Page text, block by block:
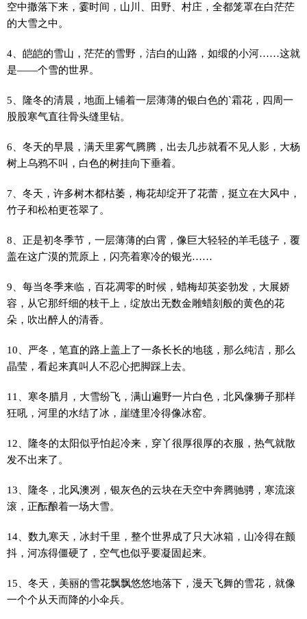
空中撒落下来，霎时间，山川、田野、村庄，全都笼罩在白茫茫
的大雪之中。
4、皑皑的雪山，茫茫的雪野，洁白的山路，如缎的小河……这就
是——个雪的世界。
5、隆冬的清晨，地面上铺着一层薄薄的银白色的`霜花，四周一
股股寒气直往骨头缝里钻。
6、冬天的早晨，满天里雾气腾腾，出去几步就看不见人影，大杨
树上乌鸦不叫，白色的树挂向下垂着。
7、冬天，许多树木都枯萎，梅花却绽开了花蕾，挺立在大风中，
竹子和松柏更苍翠了。
8、正是初冬季节，一层薄薄的白霄，像巨大轻轻的羊毛毯子，覆
盖在这广漠的荒原上，闪亮着寒冷的银光……
9、每当冬季来临，百花凋零的时候，蜡梅却英姿勃发，大展娇
容，从它那纤细的枝干上，绽放出无数金雕蜡刻般的黄色的花
朵，吹出醉人的清香。
10、严冬，笔直的路上盖上了一条长长的地毯，那么纯洁，那么
晶莹，看起来真叫人不忍心把脚踩上去。
11、寒冬腊月，大雪纷飞，满山遍野一片白色，北风像狮子那样
狂吼，河里的水结了冰，崖缝里冷得像冰窑。
12、隆冬的太阳似乎怕起冷来，穿丫很厚很厚的衣服，热气就散
发不出来了。
13、隆冬，北风澳冽，银灰色的云块在天空中奔腾驰骋，寒流滚
滚，正酝酿着一场大雪。
14、数九寒天，冰封千里，整个世界成了只大冰箱，山冷得在颤
抖，河冻得僵硬了，空气也似乎要凝固起来。
15、冬天，美丽的雪花飘飘悠悠地落下，漫天飞舞的雪花，就像
一个个从天而降的小伞兵。